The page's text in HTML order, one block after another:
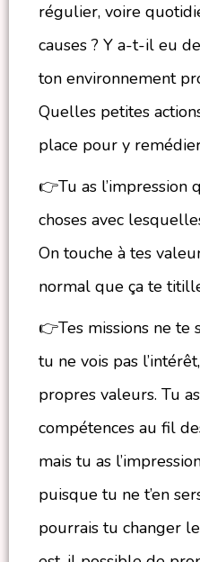
régulier, voire
causes ? Y a-t-il eu
ton environnement
Quelles petites
place pour y
👉Tu as l’impression
choses avec
On touche à tes
normal que ça te
👉Tes missions ne te
tu ne vois pas
propres valeurs. Tu
compétences au fil
mais tu as
puisque tu ne t’en
pourrais tu changer